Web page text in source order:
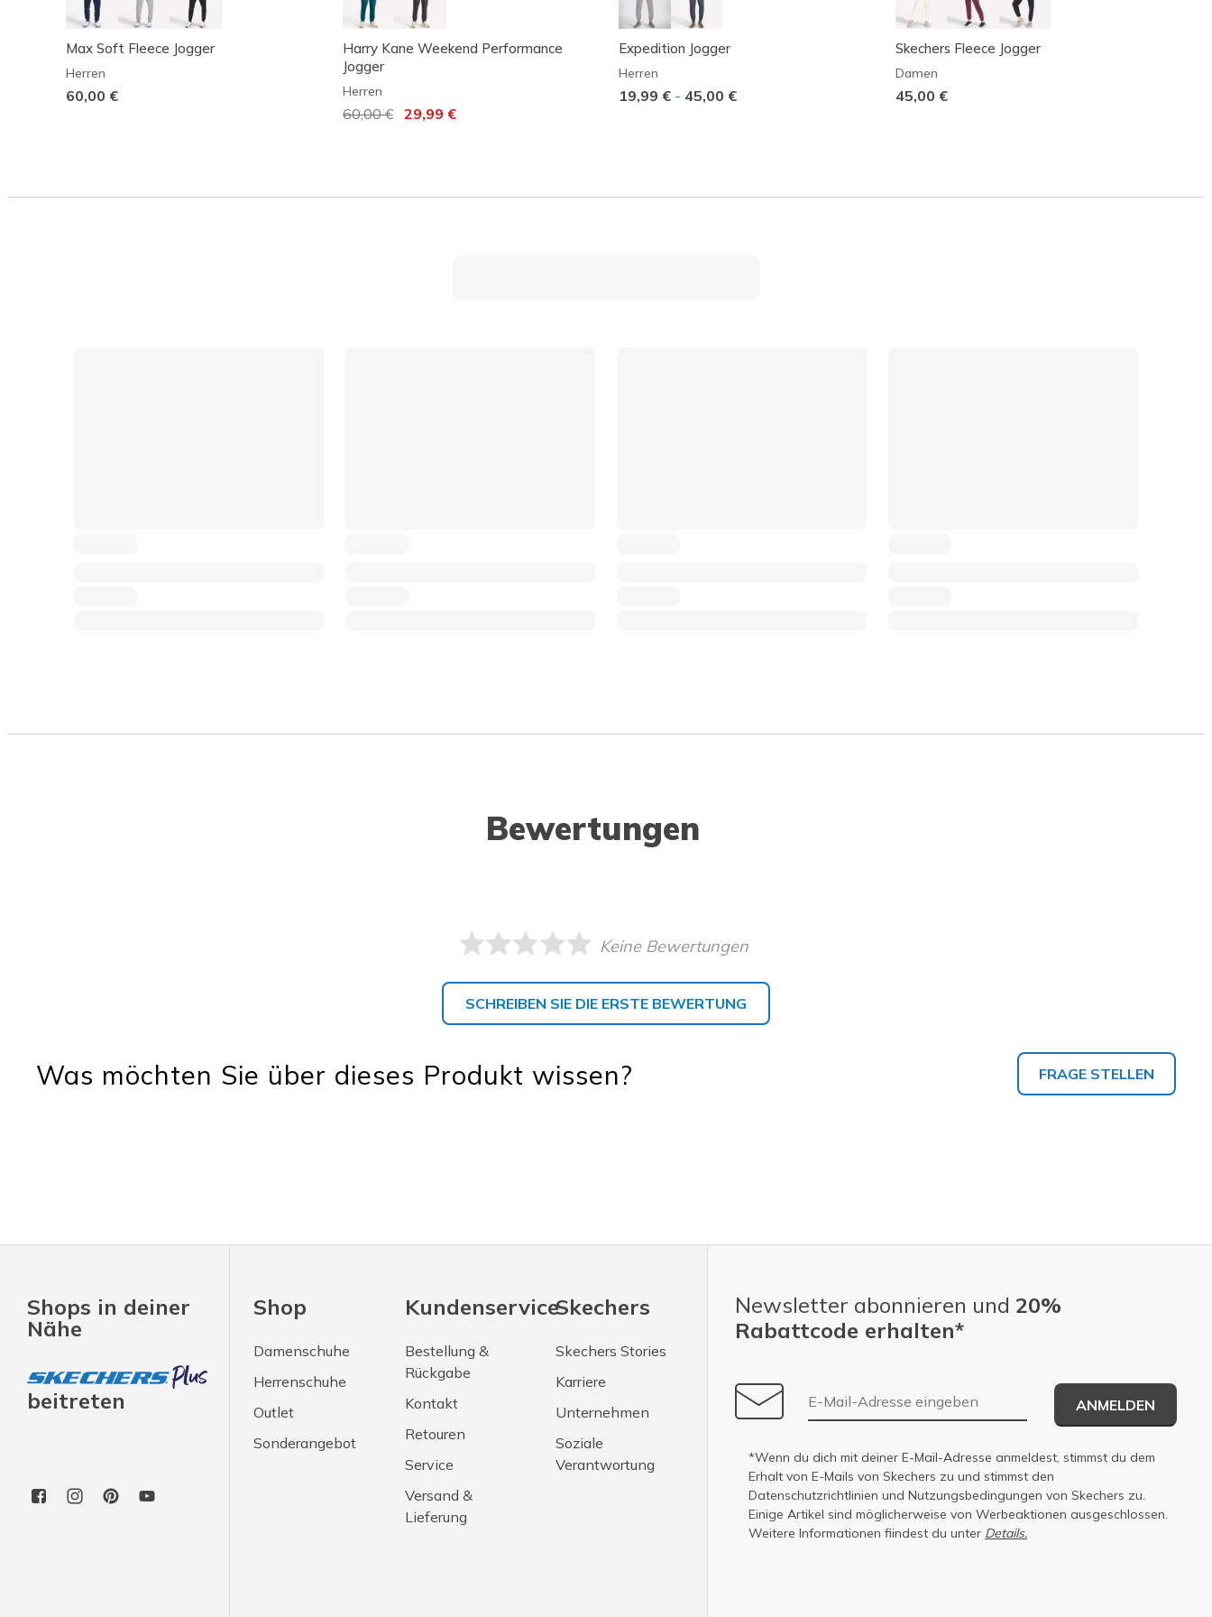
Max Soft Fleece Jogger
Herren
60,00 €
Harry Kane Weekend Performance
Jogger
Herren
Reduziert von
60,00 €auf29,99 €
Expedition Jogger
Herren
19,99 € - 45,00 €
Skechers Fleece Jogger
Damen
45,00 €
Bewertungen
Keine Bewertungen
SCHREIBEN SIE DIE ERSTE BEWERTUNG
Was möchten Sie über dieses Produkt wissen? FRAGE STELLEN
Shops in deiner
Nähe
beitreten
Shop
Damenschuhe
Herrenschuhe
Outlet
Sonderangebot
Kundenservice
Bestellung &
Rückgabe
Kontakt
Retouren
Service
Versand &
Lieferung
Skechers
Skechers Stories
Karriere
Unternehmen
Soziale
Verantwortung
Newsletter abonnieren und 20%
Rabattcode erhalten*
E-Mail-Adresse
ANMELDEN
*Wenn du dich mit deiner E-Mail-Adresse anmeldest, stimmst du dem
Erhalt von E-Mails von Skechers zu und stimmst den
Datenschutzrichtlinien und Nutzungsbedingungen von Skechers zu.
Einige Artikel sind möglicherweise von Werbeaktionen ausgeschlossen.
Weitere Informationen fiindest du unter Details.